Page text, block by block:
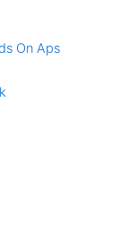
On Aps